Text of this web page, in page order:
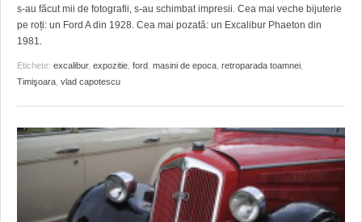
s-au făcut mii de fotografii, s-au schimbat impresii. Cea mai veche bijuterie
pe roți: un Ford A din 1928. Cea mai pozată: un Excalibur Phaeton din
1981.
Etichete: excalibur, expozitie ford masini de epoca retroparada toamnei
Timişoara vlad capotescu